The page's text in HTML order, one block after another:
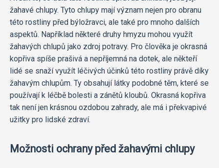
žahavé chlupy. Tyto chlupy mají význam nejen pro obranu
této rostliny před býložravci, ale také pro mnoho dalších
aspektů. Například některé druhy hmyzu mohou využít
žahavých chlupů jako zdroj potravy. Pro člověka je okrasná
kopřiva spíše prašivá a nepříjemná na dotek, ale někteří
lidé se snaží využít léčivých účinků této rostliny právě díky
žahavým chlupům. Ty obsahují látky podobné těm, které se
používají k léčbě bolesti a zánětů kloubů. Okrasná kopřiva
tak není jen krásnou ozdobou zahrady, ale má i překvapivé
užitky pro lidské zdraví.
Možnosti ochrany před žahavými chlupy